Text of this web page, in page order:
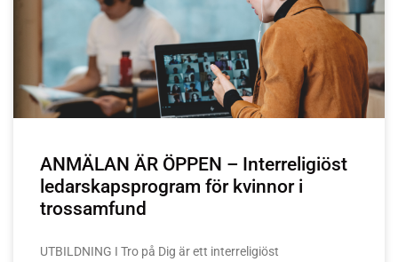
ANMÄLAN ÄR ÖPPEN – Interreligiöst
ledarskapsprogram för kvinnor i
trossamfund
UTBILDNING I Tro på Dig är ett interreligiöst